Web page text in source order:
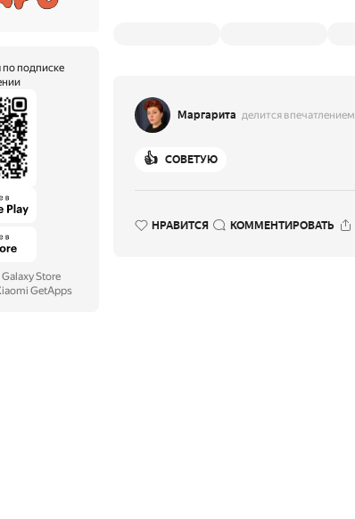
подписке
Store
GetApps
Маргарита делится впечатлением
👍 СОВЕТУЮ
НРАВИТСЯ КОММЕНТИРОВАТЬ